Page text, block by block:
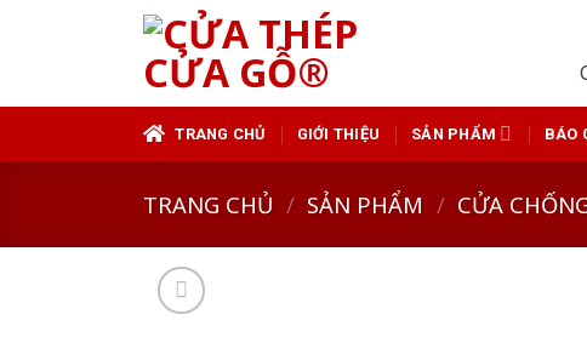
TRANG CHỦ GIỚI THIỆU SẢN PHẨM BÁO
TRANG CHỦ / SẢN PHẨM / CỬA